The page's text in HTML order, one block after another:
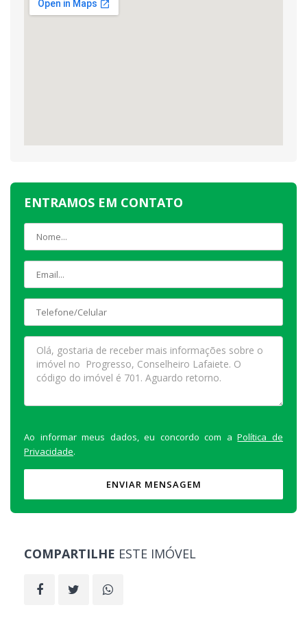
ENTRAMOS EM CONTATO
Ao informar meus dados, eu concordo com aPolítica de
Privacidade.
ENVIAR MENSAGEM
COMPARTILHE ESTE IMÓVEL